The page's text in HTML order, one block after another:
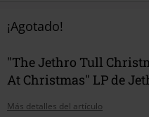
¡Agotado!
"The Jethro Tull
At Christmas" LP de
Más detalles del artículo